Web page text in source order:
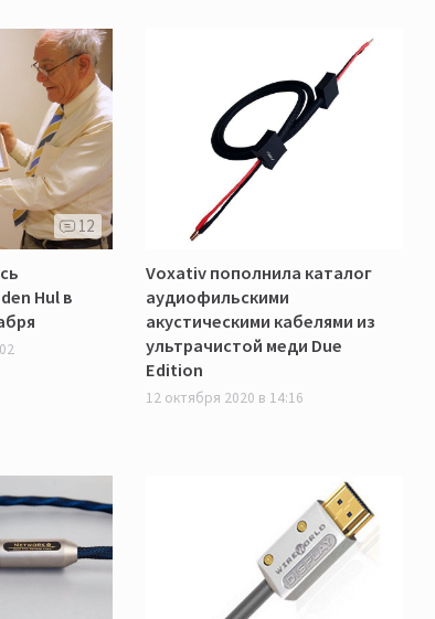
12
Hul в
Voxativ пополнила каталог
аудиофильскими
акустическими кабелями из
ультрачистой меди Due
Edition
12 октября 2020 в 14:16